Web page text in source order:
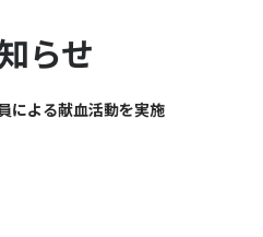
らせ
による献血活動を実施